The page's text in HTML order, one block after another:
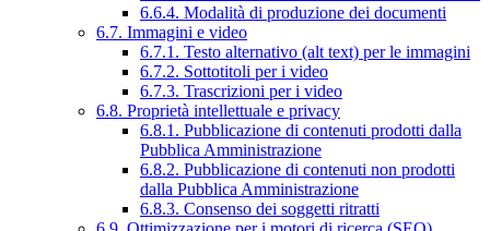
6.6.4. Modalità di produzione dei documenti
6.7. Immagini e video
6.7.1. Testo alternativo (alt text) per le immagini
6.7.2. Sottotitoli per i video
6.7.3. Trascrizioni per i video
6.8. Proprietà intellettuale e privacy
6.8.1. Pubblicazione di contenuti prodotti dalla
Pubblica Amministrazione
6.8.2. Pubblicazione di contenuti non prodotti
dalla Pubblica Amministrazione
6.8.3. Consenso dei soggetti ritratti